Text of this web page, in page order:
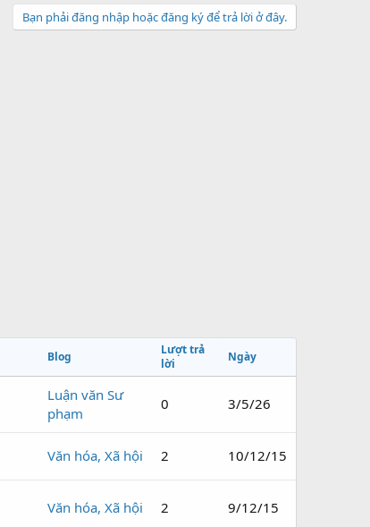
Bạn phải đăng nhập hoặc đăng ký để trả lời ở đây.
Blog
Lượt trả
lời
Ngày
Luận văn Sư
phạm
0 3/5/26
Văn hóa, Xã hội 2 10/12/15
Văn hóa, Xã hội 2 9/12/15